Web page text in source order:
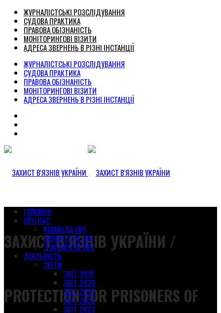
ЖУРНАЛІСТСЬКІ РОЗСЛІДУВАННЯ
СУДОВА ПРАКТИКА
ПРАВОВА ОБІЗНАНІСТЬ
МОНІТОРИНГОВІ ВІЗИТИ
АДРЕСА ЗВЕРНЕНЬ В РІЗНІ ІНСТАНЦІЇ
ЖУРНАЛІСТСЬКІ РОЗСЛІДУВАННЯ
СУДОВА ПРАКТИКА
ПРАВОВА ОБІЗНАНІСТЬ
МОНІТОРИНГОВІ ВІЗИТИ
АДРЕСА ЗВЕРНЕНЬ В РІЗНІ ІНСТАНЦІЇ
ЗАХИСТ В’ЯЗНІВ УКРАЇНИ /
PROTECTION FOR PRISONERS OF
ГОЛОВНА
ПРО НАС
КОМАНДА ЗВУ
ВОЛОНТЕРИ ЗВУ
ДОКУМЕНТИ ЗВУ
ДІЯЛЬНІСТЬ
ЗВІТИ
ЗВІТ-2019
ЗВІТ-2020
ЗВІТ-2021
ЗВІТ-2022
ЗВІТ-2023